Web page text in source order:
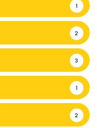
1
2
3
1
2